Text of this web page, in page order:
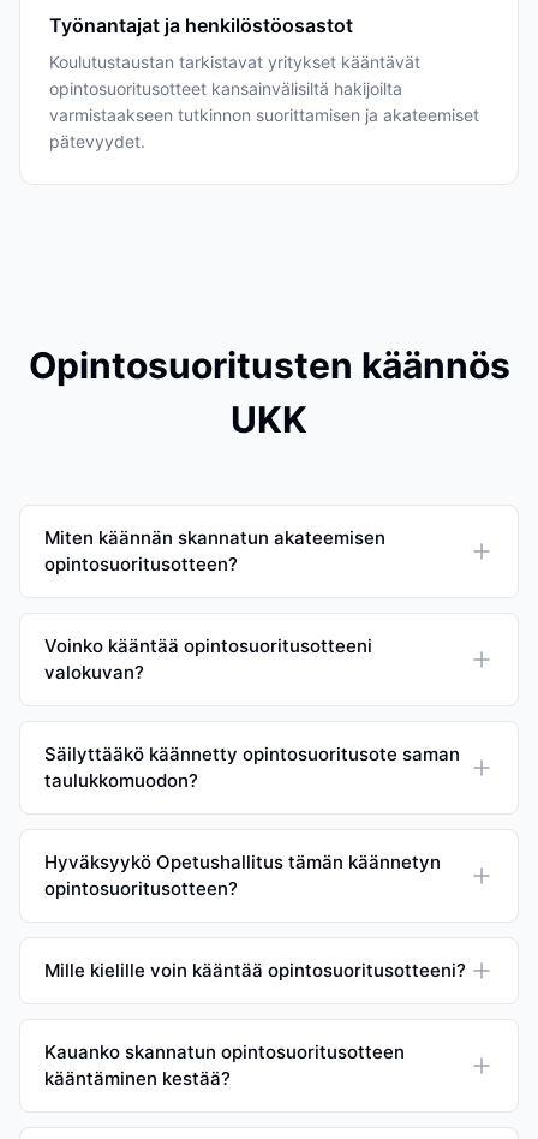
Työnantajat ja henkilöstöosastot
Koulutustaustan tarkistavat yritykset kääntävät
opintosuoritusotteet kansainvälisiltä hakijoilta
varmistaakseen tutkinnon suorittamisen ja akateemiset
pätevyydet.
Opintosuoritusten käännös
UKK
Miten käännän skannatun akateemisen
opintosuoritusotteen?
Voinko kääntää opintosuoritusotteeni
valokuvan?
Säilyttääkö käännetty opintosuoritusote saman
taulukkomuodon?
Hyväksyykö Opetushallitus tämän käännetyn
opintosuoritusotteen?
Mille kielille voin kääntää opintosuoritusotteeni?
Kauanko skannatun opintosuoritusotteen
kääntäminen kestää?